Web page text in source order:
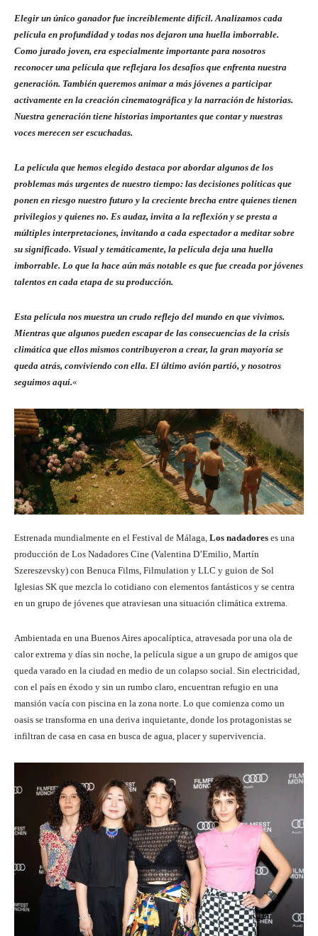
Elegir un único ganador fue increíblemente difícil. Analizamos cada
película en profundidad y todas nos dejaron una huella imborrable.
Como jurado joven, era especialmente importante para nosotros
reconocer una película que reflejara los desafíos que enfrenta nuestra
generación. También queremos animar a más jóvenes a participar
activamente en la creación cinematográfica y la narración de historias.
Nuestra generación tiene historias importantes que contar y nuestras
voces merecen ser escuchadas.
La película que hemos elegido destaca por abordar algunos de los
problemas más urgentes de nuestro tiempo: las decisiones políticas que
ponen en riesgo nuestro futuro y la creciente brecha entre quienes tienen
privilegios y quienes no. Es audaz, invita a la reflexión y se presta a
múltiples interpretaciones, invitando a cada espectador a meditar sobre
su significado. Visual y temáticamente, la película deja una huella
imborrable. Lo que la hace aún más notable es que fue creada por jóvenes
talentos en cada etapa de su producción.
Esta película nos muestra un crudo reflejo del mundo en que vivimos.
Mientras que algunos pueden escapar de las consecuencias de la crisis
climática que ellos mismos contribuyeron a crear, la gran mayoría se
queda atrás, conviviendo con ella. El último avión partió, y nosotros
seguimos aquí.«
Estrenada mundialmente en el Festival de Málaga, Los nadadores es una
producción de Los Nadadores Cine (Valentina D’Emilio, Martín
Szereszevsky) con Benuca Films, Filmulation y LLC y guion de Sol
Iglesias SK que mezcla lo cotidiano con elementos fantásticos y se centra
en un grupo de jóvenes que atraviesan una situación climática extrema.
Ambientada en una Buenos Aires apocalíptica, atravesada por una ola de
calor extrema y días sin noche, la película sigue a un grupo de amigos que
queda varado en la ciudad en medio de un colapso social. Sin electricidad,
con el país en éxodo y sin un rumbo claro, encuentran refugio en una
mansión vacía con piscina en la zona norte. Lo que comienza como un
oasis se transforma en una deriva inquietante, donde los protagonistas se
infiltran de casa en casa en busca de agua, placer y supervivencia.